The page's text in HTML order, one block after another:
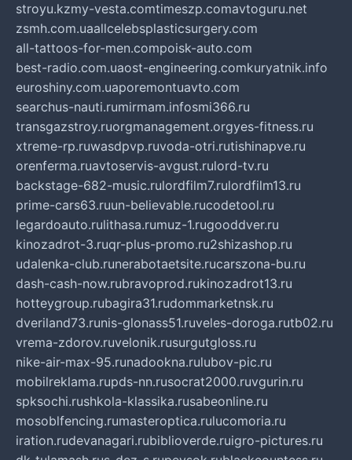
stroyu.kzmy-vesta.comtimeszp.comavtoguru.net
zsmh.com.uaallcelebsplasticsurgery.com
all-tattoos-for-men.compoisk-auto.com
best-radio.com.uaost-engineering.comkuryatnik.info
euroshiny.com.uaporemontuavto.com
searchus-nauti.rumirmam.infosmi366.ru
transgazstroy.ruorgmanagement.orgyes-fitness.ru
xtreme-rp.ruwasdpvp.ruvoda-otri.rutishinapve.ru
orenferma.ruavtoservis-avgust.rulord-tv.ru
backstage-682-music.rulordfilm7.rulordfilm13.ru
prime-cars63.ruun-believable.rucodetool.ru
legardoauto.rulithasa.rumuz-1.rugooddver.ru
kinozadrot-3.ruqr-plus-promo.ru2shizashop.ru
udalenka-club.runerabotaetsite.rucarszona-bu.ru
dash-cash-now.rubravoprod.rukinozadrot13.ru
hotteygroup.rubagira31.rudommarketnsk.ru
dveriland73.runis-glonass51.ruveles-doroga.rutb02.ru
vrema-zdorov.ruvelonik.rusurgutgloss.ru
nike-air-max-95.runadookna.rulubov-pic.ru
mobilreklama.rupds-nn.rusocrat2000.ruvgurin.ru
spksochi.rushkola-klassika.rusabeonline.ru
mosoblfencing.rumasteroptica.rulucomoria.ru
iration.rudevanagari.rubiblioverde.ruigro-pictures.ru